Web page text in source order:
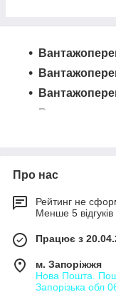
Про нас
Рейтинг не
Менше 5 відгуків
Працює з
м. Запоріжжя
Нова Пошта.
Запорізька обл